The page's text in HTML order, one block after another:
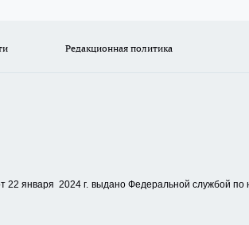
Редакционная политика
22 января 2024 г. выдано Федеральной службой по